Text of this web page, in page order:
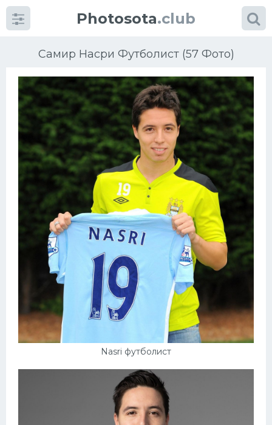
Photosota.club
Самир Насри Футболист (57 Фото)
Nasri футболист
КатегорииФото
Еще картинки...
Футбол
Баскетбол
Хоккей
Велогонки
Конькобежный спорт
Тренажеры
Интерьер квартиры